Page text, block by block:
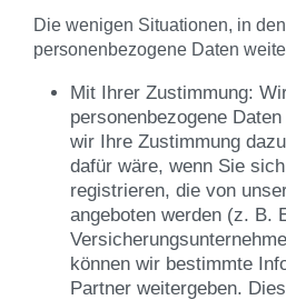
Die wenigen Situationen, in
personenbezogene Daten
Mit Ihrer Zustimmung:
personenbezogene
wir Ihre Zustimmung
dafür wäre, wenn Sie
registrieren, die von
angeboten werden (z. B.
können wir bestimmte
Partner weitergeben.